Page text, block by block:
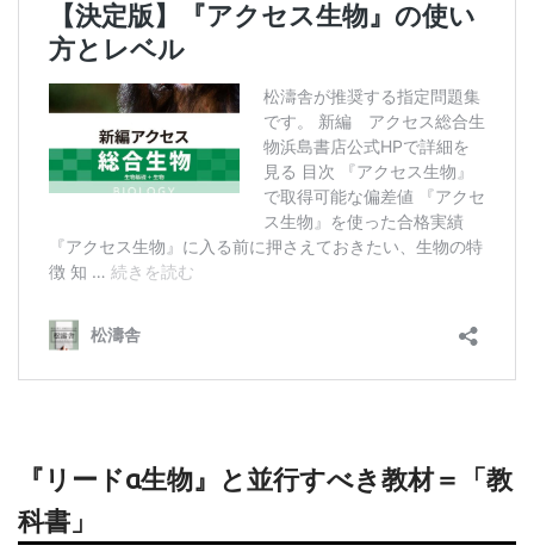
『リードα生物』と並行すべき教材＝「教
科書」